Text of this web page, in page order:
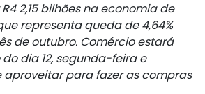
2,15 bilhões na economia de
representa queda de 4,64%
de outubro. Comércio estará
dia 12, segunda-feira e
para fazer as compras